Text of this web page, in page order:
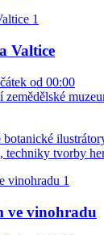
Valtice
od 00:00
zemědělské
botanické
techniky tvorby
ve vinohradu